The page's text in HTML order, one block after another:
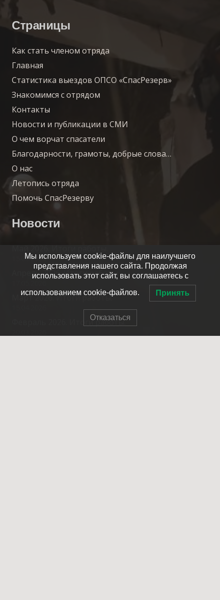
Страницы
Как стать членом отряда
Главная
Статистика выездов ОПСО «СпасРезерв»
Знакомимся с отрядом
Контакты
Новости и публикации в СМИ
О чем ворчат спасатели
Благодарности, грамоты, добрые слова…
О нас
Летопись отряда
Помочь СпасРезерву
Новости
Май 2026. Итоги работы.
15.06.2026
Апрель 2026. Итоги работы.
Март 2026. Итоги работы.
Февраль 2026. Итоги работы.
Мы используем cookie-файлы для наилучшего
представления нашего сайта. Продолжая
использовать этот сайт, вы соглашаетесь с
использованием cookie-файлов. Принять
Отказаться